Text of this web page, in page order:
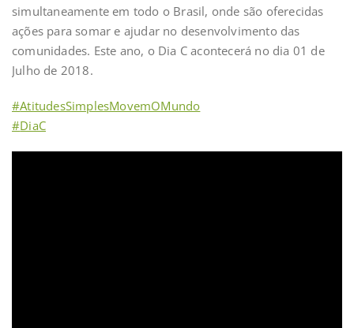
simultaneamente em todo o Brasil, onde são oferecidas
ações para somar e ajudar no desenvolvimento das
comunidades. Este ano, o Dia C acontecerá no dia 01 de
Julho de 2018.
#AtitudesSimplesMovemOMundo
#DiaC